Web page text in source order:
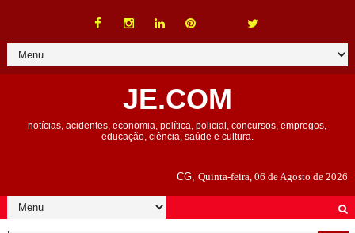
JE.COM
notícias, acidentes, economia, política, policial, concursos, empregos,
educação, ciência, saúde e cultura.
CG,Quinta-feira, 06 de Agosto de 2026